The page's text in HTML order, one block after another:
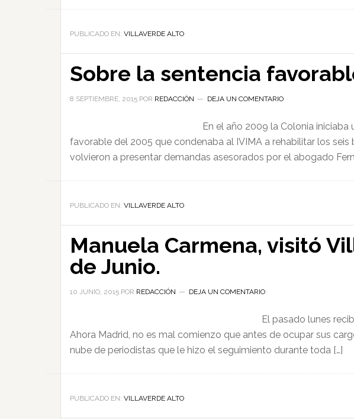
PUBLICADO EN: VILLAVERDE ALTO
Sobre la sentencia
8 SEPTIEMBRE, 2015 POR REDACCIÓN DEJA UN COMENTARIO
En el año 2009 la Colonia
favorable del 2005 que condenaba al IVIMA a rehabilitar los
volvieron a presentar demandas asesorados por el abogado
PUBLICADO EN: VILLAVERDE ALTO
Manuela Carmena, visitó
de Junio.
10 JUNIO, 2015 POR REDACCIÓN DEJA UN COMENTARIO
El pasado lunes
Ahora Madrid, no es mal comienzo que antes de ocupar sus
nube de periodistas que le hizo el seguimiento durante toda […]
PUBLICADO EN: VILLAVERDE ALTO